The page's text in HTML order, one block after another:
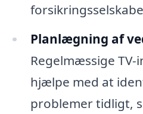
Planlægning af
Regelmæssige
hjælpe med at
problemer tidligt,